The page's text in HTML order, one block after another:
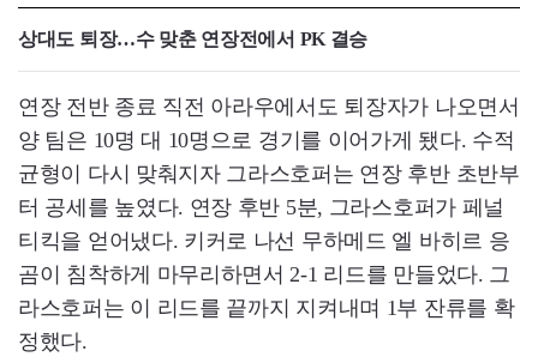
상대도 퇴장…수 맞춘 연장전에서 PK 결승
연장 전반 종료 직전 아라우에서도 퇴장자가 나오면서
양 팀은 10명 대 10명으로 경기를 이어가게 됐다. 수적
균형이 다시 맞춰지자 그라스호퍼는 연장 후반 초반부
터 공세를 높였다. 연장 후반 5분, 그라스호퍼가 페널
티킥을 얻어냈다. 키커로 나선 무하메드 엘 바히르 응
곰이 침착하게 마무리하면서 2-1 리드를 만들었다. 그
라스호퍼는 이 리드를 끝까지 지켜내며 1부 잔류를 확
정했다.